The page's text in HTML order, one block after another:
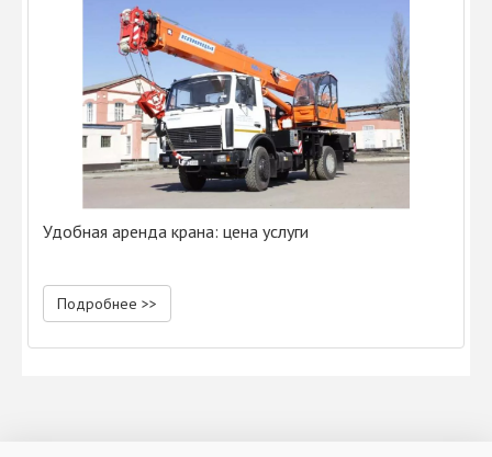
Удобная аренда крана: цена услуги
Подробнее >>